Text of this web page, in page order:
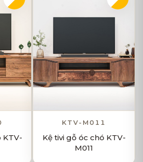
KTV-
KTV-M011
Kệ tivi gỗ óc chó KTV-
M011